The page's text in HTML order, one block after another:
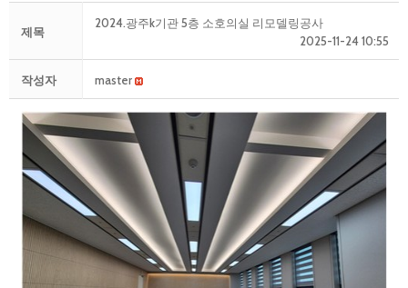
제목
2024.광주k기관 5층 소호의실 리모델링공사
2025-11-24 10:55
작성자 master